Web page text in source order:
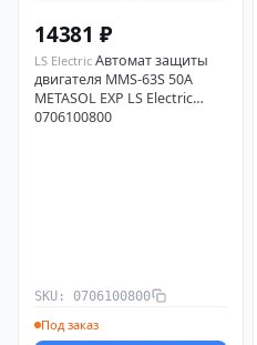
14381 ₽
LS Electric Автомат защиты
двигателя MMS-63S 50А
METASOL EXP LS Electric
0706100800
SKU: 0706100800
Под заказ